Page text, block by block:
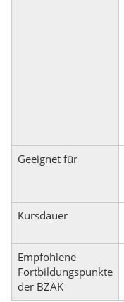
Geeignet für
Kursdauer
Empfohlene
Fortbildungspunkte
der BZÄK